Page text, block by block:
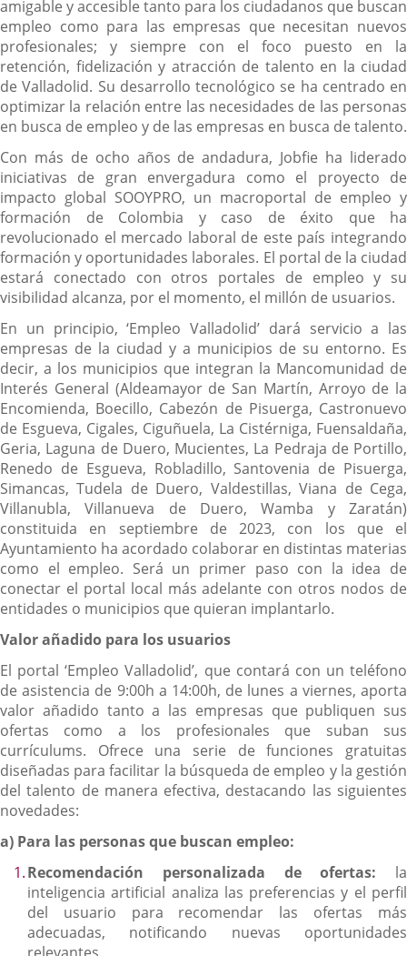
amigable y accesible tanto para los ciudadanos que buscan
empleo como para las empresas que necesitan nuevos
profesionales; y siempre con el foco puesto en la
retención, fidelización y atracción de talento en la ciudad
de Valladolid. Su desarrollo tecnológico se ha centrado en
optimizar la relación entre las necesidades de las personas
en busca de empleo y de las empresas en busca de talento.
Con más de ocho años de andadura, Jobfie ha liderado
iniciativas de gran envergadura como el proyecto de
impacto global SOOYPRO, un macroportal de empleo y
formación de Colombia y caso de éxito que ha
revolucionado el mercado laboral de este país integrando
formación y oportunidades laborales. El portal de la ciudad
estará conectado con otros portales de empleo y su
visibilidad alcanza, por el momento, el millón de usuarios.
En un principio, ‘Empleo Valladolid’ dará servicio a las
empresas de la ciudad y a municipios de su entorno. Es
decir, a los municipios que integran la Mancomunidad de
Interés General (Aldeamayor de San Martín, Arroyo de la
Encomienda, Boecillo, Cabezón de Pisuerga, Castronuevo
de Esgueva, Cigales, Ciguñuela, La Cistérniga, Fuensaldaña,
Geria, Laguna de Duero, Mucientes, La Pedraja de Portillo,
Renedo de Esgueva, Robladillo, Santovenia de Pisuerga,
Simancas, Tudela de Duero, Valdestillas, Viana de Cega,
Villanubla, Villanueva de Duero, Wamba y Zaratán)
constituida en septiembre de 2023, con los que el
Ayuntamiento ha acordado colaborar en distintas materias
como el empleo. Será un primer paso con la idea de
conectar el portal local más adelante con otros nodos de
entidades o municipios que quieran implantarlo.
Valor añadido para los usuarios
El portal ‘Empleo Valladolid’, que contará con un teléfono
de asistencia de 9:00h a 14:00h, de lunes a viernes, aporta
valor añadido tanto a las empresas que publiquen sus
ofertas como a los profesionales que suban sus
currículums. Ofrece una serie de funciones gratuitas
diseñadas para facilitar la búsqueda de empleo y la gestión
del talento de manera efectiva, destacando las siguientes
novedades:
a) Para las personas que buscan empleo:
Recomendación personalizada de ofertas: la
inteligencia artificial analiza las preferencias y el perfil
del usuario para recomendar las ofertas más
adecuadas, notificando nuevas oportunidades
relevantes.